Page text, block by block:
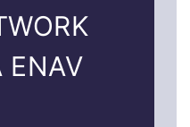
ENAV